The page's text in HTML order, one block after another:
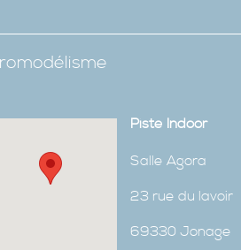
Piste Indoor
Salle Agora
23 rue du lavoir
69330 Jonage